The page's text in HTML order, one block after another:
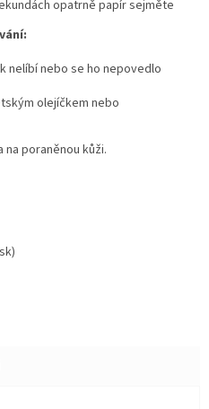
opatrně papír sejměte
nelíbí nebo se ho nepovedlo
olejíčkem nebo
poraněnou kůži.